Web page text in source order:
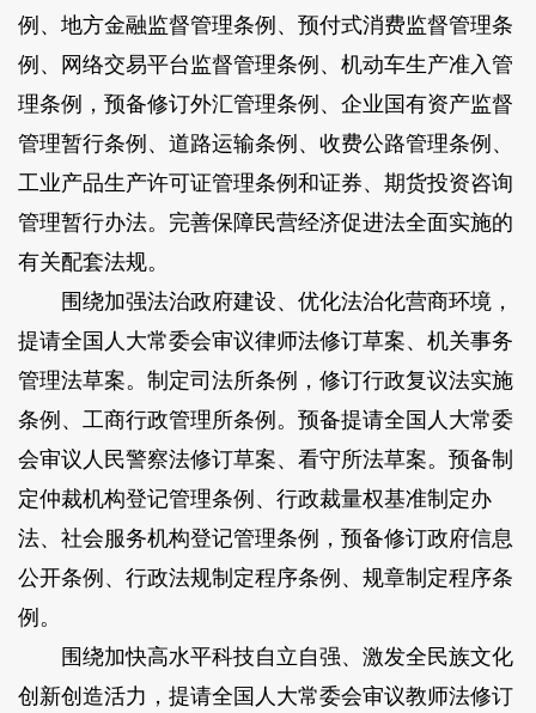
例、地方金融监督管理条例、预付式消费监督管理条
例、网络交易平台监督管理条例、机动车生产准入管
理条例，预备修订外汇管理条例、企业国有资产监督
管理暂行条例、道路运输条例、收费公路管理条例、
工业产品生产许可证管理条例和证券、期货投资咨询
管理暂行办法。完善保障民营经济促进法全面实施的
有关配套法规。
围绕加强法治政府建设、优化法治化营商环境，
提请全国人大常委会审议律师法修订草案、机关事务
管理法草案。 制定司法所条例，修订行政复议法实施
条例、工商行政管理所条例。预备提请全国人大常委
会审议人民警察法修订草案、看守所法草案。预备制
定仲裁机构登记管理条例、行政裁量权基准制定办
法、社会服务机构登记管理条例，预备修订政府信息
公开条例、行政法规制定程序条例、规章制定程序条
例。
围绕加快高水平科技自立自强、激发全民族文化
创新创造活力，提请全国人大常委会审议教师法修订